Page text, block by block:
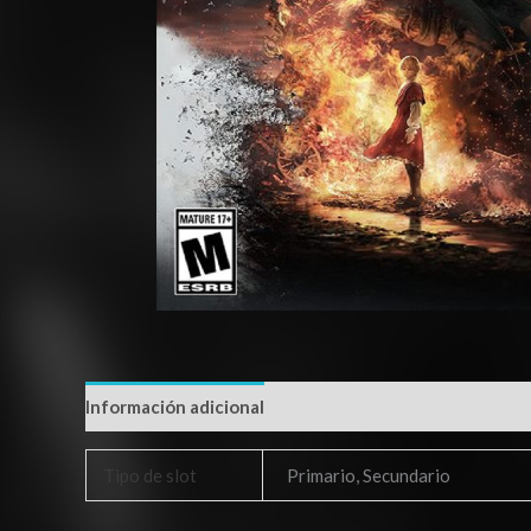
Información adicional
Tipo de slot Primario, Secundario